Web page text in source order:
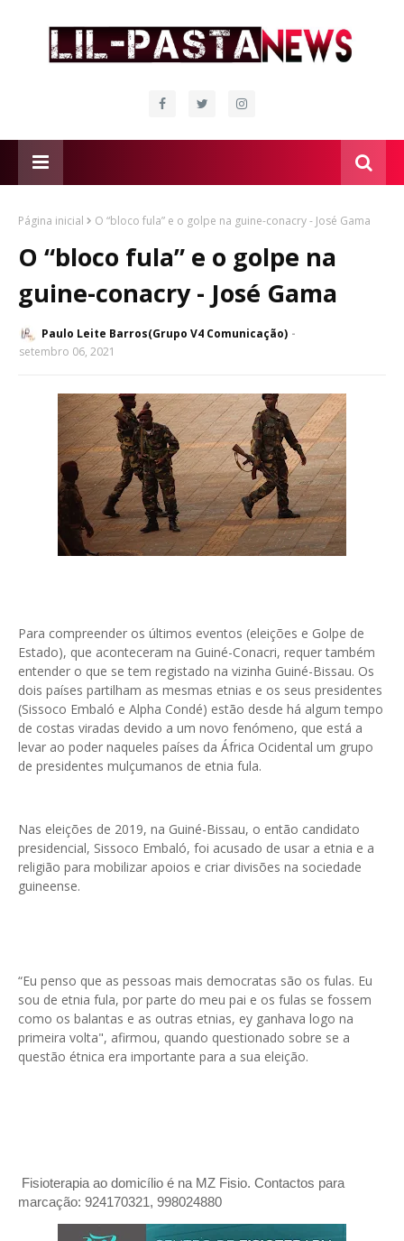
Página inicial O “bloco fula” e o golpe na guine-conacry - José Gama
O “bloco fula” e o golpe na
guine-conacry - José Gama
Paulo Leite Barros(Grupo V4 Comunicação)
setembro 06, 2021
Para compreender os últimos eventos (eleições e Golpe de
Estado), que aconteceram na Guiné-Conacri, requer também
entender o que se tem registado na vizinha Guiné-Bissau. Os
dois países partilham as mesmas etnias e os seus presidentes
(Sissoco Embaló e Alpha Condé) estão desde há algum tempo
de costas viradas devido a um novo fenómeno, que está a
levar ao poder naqueles países da África Ocidental um grupo
de presidentes mulçumanos de etnia fula.
Nas eleições de 2019, na Guiné-Bissau, o então candidato
presidencial, Sissoco Embaló, foi acusado de usar a etnia e a
religião para mobilizar apoios e criar divisões na sociedade
guineense.
“Eu penso que as pessoas mais democratas são os fulas. Eu
sou de etnia fula, por parte do meu pai e os fulas se fossem
como os balantas e as outras etnias, ey ganhava logo na
primeira volta", afirmou, quando questionado sobre se a
questão étnica era importante para a sua eleição.
Fisioterapia ao domicílio é na MZ Fisio. Contactos para
marcação: 924170321, 998024880